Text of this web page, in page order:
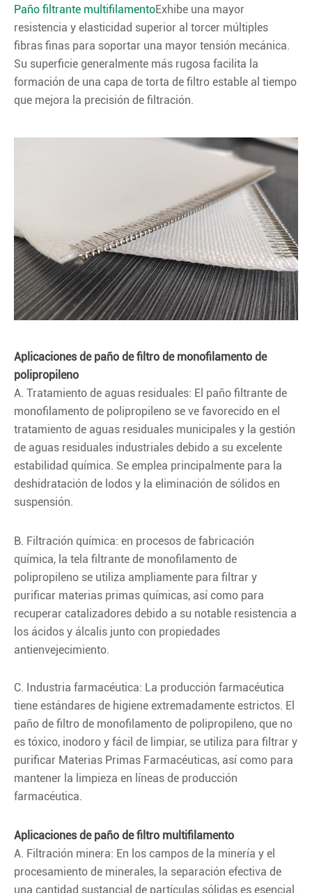
Paño filtrante multifilamentoExhibe una mayor
resistencia y elasticidad superior al torcer múltiples
fibras finas para soportar una mayor tensión mecánica.
Su superficie generalmente más rugosa facilita la
formación de una capa de torta de filtro estable al tiempo
que mejora la precisión de filtración.
Aplicaciones de paño de filtro de monofilamento de
polipropileno
A. Tratamiento de aguas residuales: El paño filtrante de
monofilamento de polipropileno se ve favorecido en el
tratamiento de aguas residuales municipales y la gestión
de aguas residuales industriales debido a su excelente
estabilidad química. Se emplea principalmente para la
deshidratación de lodos y la eliminación de sólidos en
suspensión.
B. Filtración química: en procesos de fabricación
química, la tela filtrante de monofilamento de
polipropileno se utiliza ampliamente para filtrar y
purificar materias primas químicas, así como para
recuperar catalizadores debido a su notable resistencia a
los ácidos y álcalis junto con propiedades
antienvejecimiento.
C. Industria farmacéutica: La producción farmacéutica
tiene estándares de higiene extremadamente estrictos. El
paño de filtro de monofilamento de polipropileno, que no
es tóxico, inodoro y fácil de limpiar, se utiliza para filtrar y
purificar Materias Primas Farmacéuticas, así como para
mantener la limpieza en líneas de producción
farmacéutica.
Aplicaciones de paño de filtro multifilamento
A. Filtración minera: En los campos de la minería y el
procesamiento de minerales, la separación efectiva de
una cantidad sustancial de partículas sólidas es esencial.